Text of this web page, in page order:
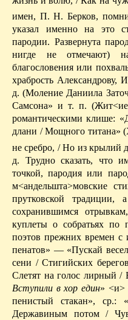
имен, П. Н. Берков,
указал именно на это
пародии. Развернута
нигде не отмечают)
благословения или
храбрость Александрову,
д. (Моление Даниила
Самсона» и т. п. (Жит<ие
романтическими клише:
длани / Мощного титана»
несребро, / Но из крылий
д. Трудно сказать, что
точкой, пародия или
м<андельшта>мовские
прутковской традиции,
сохранившимся
куплеты о собратьях по
поэтов прежних времен с
пенатов» — «Пускай
сени / Стигийских берегов
Слетят на голос лирный /
Вступили в хор един» <и>
пенистый стакан»,
Державиным потом /